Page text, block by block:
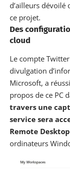
d’ailleurs
ce projet.
Des
cloud
Le compte Twitter
divulgation
Microsoft, a
propos de ce PC
travers une
service sera
Remote
ordinateurs